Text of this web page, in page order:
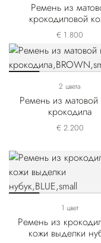
Ремень из
крокодиловой
€ 1.800
2 цвета
Ремень из матовой
крокодила
€ 2.200
1 цвет
Ремень из
кожи выделки